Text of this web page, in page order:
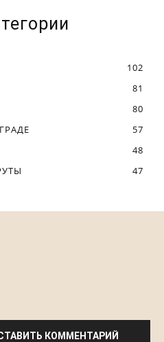
102
81
80
57
48
47
КОММЕНТАРИЙ